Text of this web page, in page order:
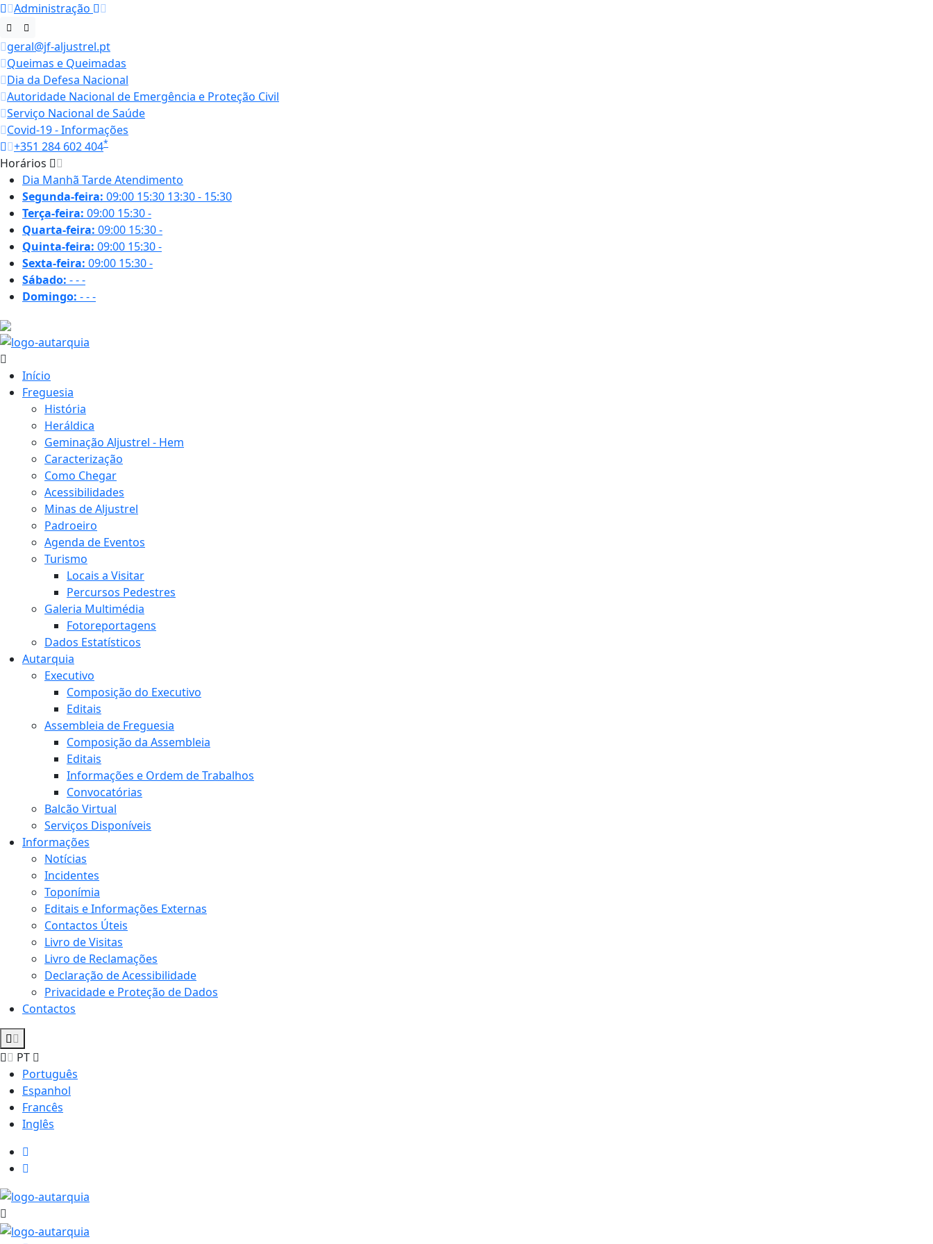
Administração
geral@jf-aljustrel.pt
Queimas e Queimadas
Dia da Defesa Nacional
Autoridade Nacional de Emergência e Proteção Civil
Serviço Nacional de Saúde
Covid-19 - Informações
+351 284 602 404*
Horários
Dia Manhã TardeAtendimento
Segunda-feira: 09:00 15:30 13:30 - 15:30
Terça-feira: 09:00 15:30-
Quarta-feira: 09:00 15:30-
Quinta-feira: 09:00 15:30-
Sexta-feira: 09:00 15:30-
Sábado: ---
Domingo: ---
Início
Freguesia
História
Heráldica
Geminação Aljustrel - Hem
Caracterização
Como Chegar
Acessibilidades
Minas de Aljustrel
Padroeiro
Agenda de Eventos
Turismo
Locais a Visitar
Percursos Pedestres
Galeria Multimédia
Fotoreportagens
Dados Estatísticos
Autarquia
Executivo
Composição do Executivo
Editais
Assembleia de Freguesia
Composição da Assembleia
Editais
Informações e Ordem de Trabalhos
Convocatórias
Balcão Virtual
Serviços Disponíveis
Informações
Notícias
Incidentes
Toponímia
Editais e Informações Externas
Contactos Úteis
Livro de Visitas
Livro de Reclamações
Declaração de Acessibilidade
Privacidade e Proteção de Dados
Contactos
PT
Português
Espanhol
Francês
Inglês